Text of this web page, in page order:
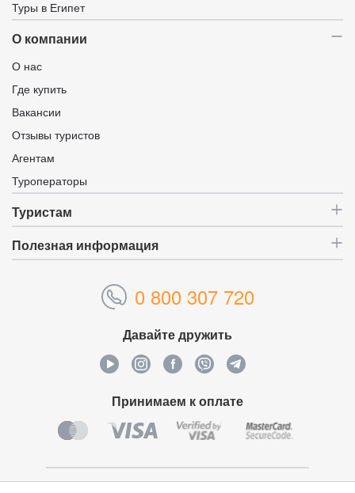
Туры в Египет
О компании
О нас
Где купить
Вакансии
Отзывы туристов
Агентам
Туроператоры
Туристам
Полезная информация
0 800 307 720
Давайте дружить
Принимаем к оплате